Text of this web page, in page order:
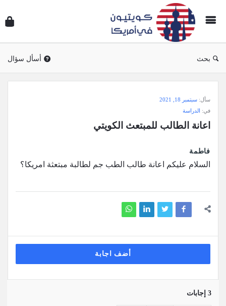
بحث أسأل سؤال
وجواب
أمريكا
الاحدث
سأل: سبتمبر 18, 2021
في: الدراسة
اعانة الطالب للمبتعث الكويتي
فاطمة
السلام عليكم اعانة طالب الطب جم لطالبة مبتعثة امريكا؟
أضف اجابة
‫3 إجابات